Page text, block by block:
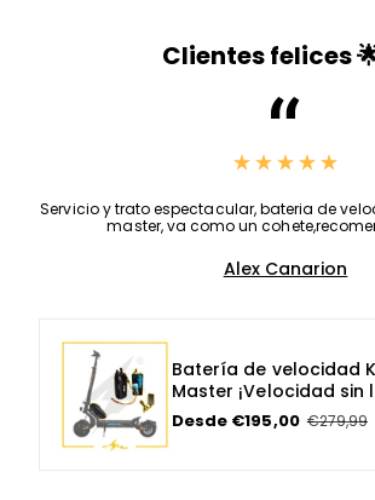
✅ Fácil de instalar o sustituir
✅ Ideal como parte del
eléctricoo reparación tras
✅ Disponible en stock solo enAF
🔧 ¿Por qué comprar tu
Clientes felices
Servicio y trato espectacular, bateria de
master, va como un
Alex Canarion
Batería de velocidad
Master ¡Velocidad sin
PDesde €195,00 P
€279,99